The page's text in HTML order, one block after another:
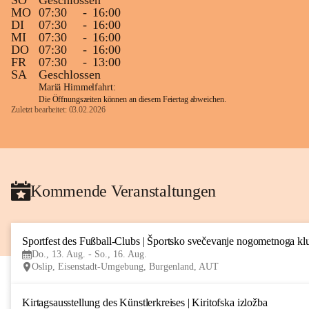
MO 07:30 - 16:00
DI
07:30 - 16:00
MI
07:30 - 16:00
DO
07:30 - 16:00
FR
07:30 - 13:00
SA
Geschlossen
Mariä Himmelfahrt:
Die Öffnungszeiten können an diesem Feiertag abweichen.
Zuletzt bearbeitet: 03.02.2026
Kommende Veranstaltungen
Sportfest des Fußball-Clubs | Športsko svečevanje nogometnoga
Do., 13. Aug. - So., 16. Aug.
Oslip, Eisenstadt-Umgebung, Burgenland, AUT
Kirtagsausstellung des Künstlerkreises | Kiritofska izložba